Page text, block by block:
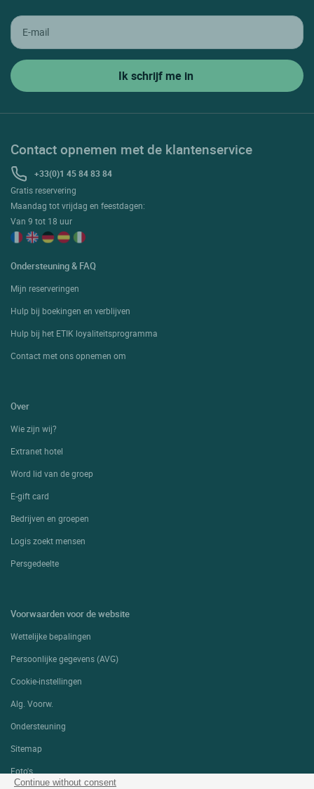
Continue without consent
Contact opnemen met de klantenservice
+33(0)1 45 84 83 84
Gratis reservering
Maandag tot vrijdag en feestdagen:
Van 9 tot 18 uur
Ondersteuning & FAQ
Mijn reserveringen
Hulp bij boekingen en verblijven
Hulp bij het ETIK loyaliteitsprogramma
Contact met ons opnemen om
Over
Wie zijn wij?
Extranet hotel
Word lid van de groep
E-gift card
Bedrijven en groepen
Logis zoekt mensen
Persgedeelte
Voorwaarden voor de website
Wettelijke bepalingen
Persoonlijke gegevens (AVG)
Cookie-instellingen
Alg. Voorw.
Ondersteuning
Sitemap
Foto's